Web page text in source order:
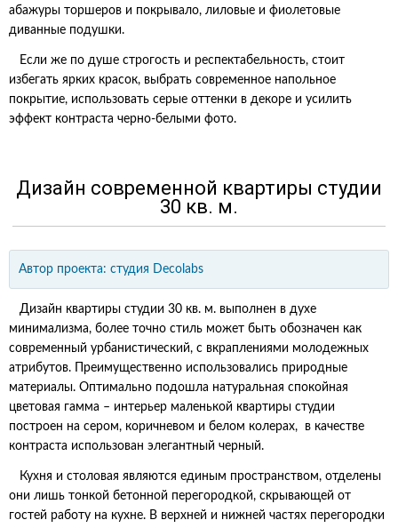
абажуры торшеров и покрывало, лиловые и фиолетовые
диванные подушки.
Если же по душе строгость и респектабельность, стоит
избегать ярких красок, выбрать современное напольное
покрытие, использовать серые оттенки в декоре и усилить
эффект контраста черно-белыми фото.
Дизайн современной квартиры студии
30 кв. м.
Автор проекта: студия Decolabs
Дизайн квартиры студии 30 кв. м. выполнен в духе
минимализма, более точно стиль может быть обозначен как
современный урбанистический, с вкраплениями молодежных
атрибутов. Преимущественно использовались природные
материалы. Оптимально подошла натуральная спокойная
цветовая гамма – интерьер маленькой квартиры студии
построен на сером, коричневом и белом колерах, в качестве
контраста использован элегантный черный.
Кухня и столовая являются единым пространством, отделены
они лишь тонкой бетонной перегородкой, скрывающей от
гостей работу на кухне. В верхней и нижней частях перегородки